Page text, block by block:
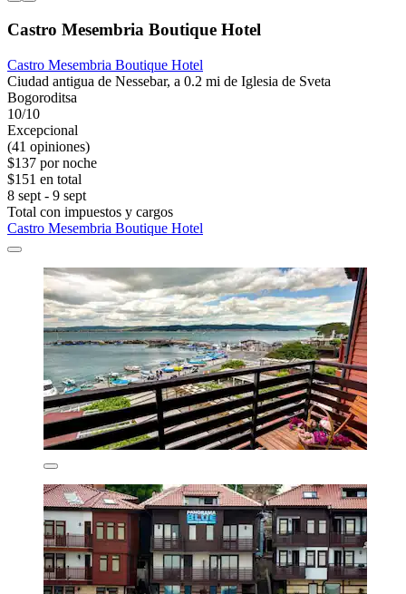
Castro Mesembria Boutique Hotel
Castro Mesembria Boutique Hotel
Ciudad antigua de Nessebar, a 0.2 mi de Iglesia de Sveta
Bogoroditsa
10/10
Excepcional
(41 opiniones)
$137 por noche
$151 en total
8 sept - 9 sept
Total con impuestos y cargos
Castro Mesembria Boutique Hotel